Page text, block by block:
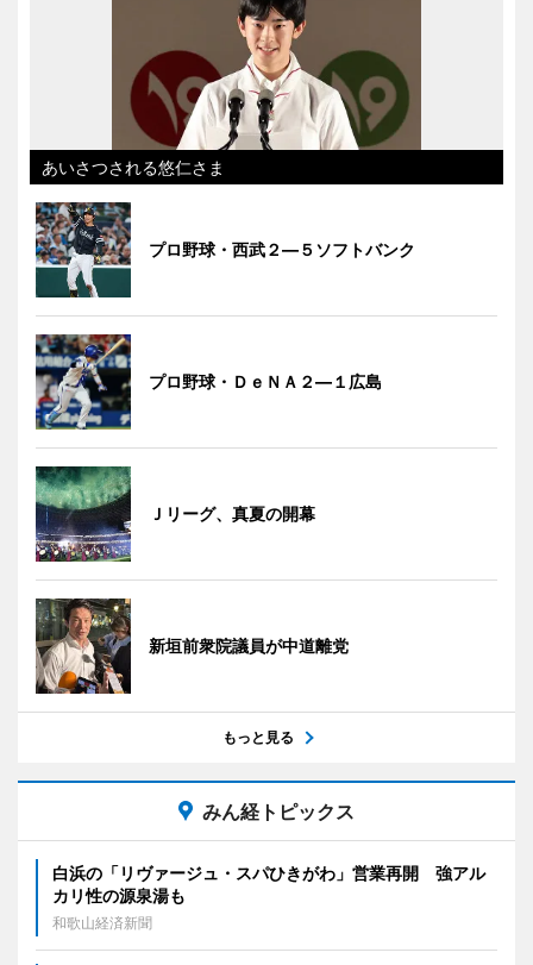
あいさつされる悠仁さま
プロ野球・西武２―５ソフトバンク
プロ野球・ＤｅＮＡ２―１広島
Ｊリーグ、真夏の開幕
新垣前衆院議員が中道離党
もっと見る
みん経トピックス
白浜の「リヴァージュ・スパひきがわ」営業再開 強アル
カリ性の源泉湯も
和歌山経済新聞